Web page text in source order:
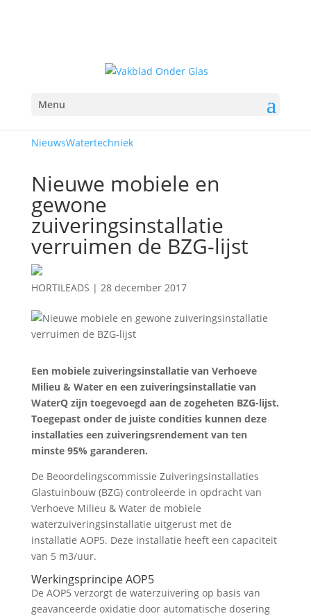
Menu
NieuwsWatertechniek
Nieuwe mobiele en
gewone
zuiveringsinstallatie
verruimen de BZG-lijst
HORTILEADS | 28 december 2017
Een mobiele zuiveringsinstallatie van Verhoeve
Milieu & Water en een zuiveringsinstallatie van
WaterQ zijn toegevoegd aan de zogeheten BZG-lijst.
Toegepast onder de juiste condities kunnen deze
installaties een zuiveringsrendement van ten
minste 95% garanderen.
De Beoordelingscommissie Zuiveringsinstallaties
Glastuinbouw (BZG) controleerde in opdracht van
Verhoeve Milieu & Water de mobiele
waterzuiveringsinstallatie uitgerust met de
installatie AOP5. Deze installatie heeft een capaciteit
van 5 m3/uur.
Werkingsprincipe AOP5
De AOP5 verzorgt de waterzuivering op basis van
geavanceerde oxidatie door automatische dosering